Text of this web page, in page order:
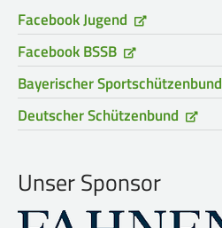
Facebook Jugend
Facebook BSSB
Bayerischer Sportschützenbund
Deutscher Schützenbund
Unser Sponsor
Navigation
überspringen
Datenschutz
Kontakt